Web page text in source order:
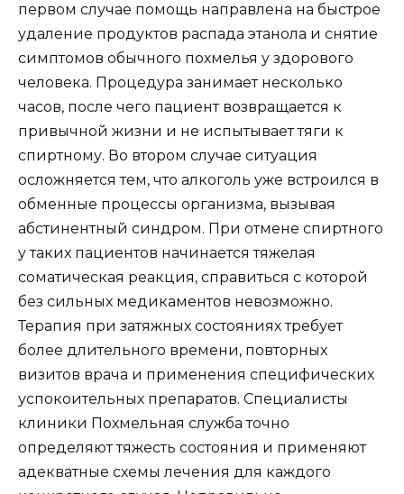
первом случае помощь направлена на быстрое
удаление продуктов распада этанола и снятие
симптомов обычного похмелья у здорового
человека. Процедура занимает несколько
часов, после чего пациент возвращается к
привычной жизни и не испытывает тяги к
спиртному. Во втором случае ситуация
осложняется тем, что алкоголь уже встроился в
обменные процессы организма, вызывая
абстинентный синдром. При отмене спиртного
у таких пациентов начинается тяжелая
соматическая реакция, справиться с которой
без сильных медикаментов невозможно.
Терапия при затяжных состояниях требует
более длительного времени, повторных
визитов врача и применения специфических
успокоительных препаратов. Специалисты
клиники Похмельная служба точно
определяют тяжесть состояния и применяют
адекватные схемы лечения для каждого